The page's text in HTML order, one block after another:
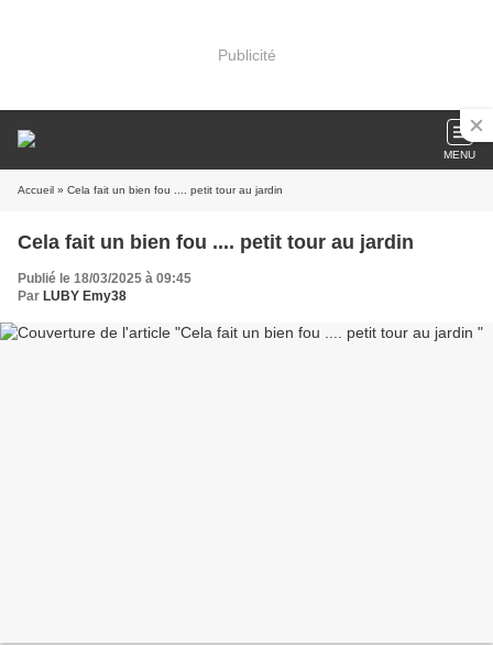
Publicité
MENU
Accueil » Cela fait un bien fou .... petit tour au jardin
Cela fait un bien fou .... petit tour au jardin
Publié le 18/03/2025 à 09:45
Par LUBY Emy38